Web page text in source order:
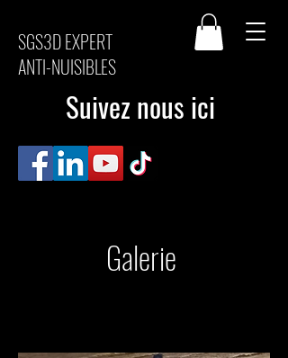
SGS3D EXPERT
ANTI-NUISIBLES
Suivez nous ici
Galerie